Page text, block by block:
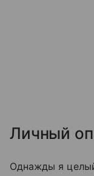
Личный
Однажды я